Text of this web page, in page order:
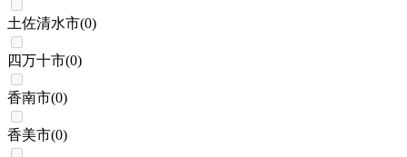
土佐清水市(0)
四万十市(0)
香南市(0)
香美市(0)